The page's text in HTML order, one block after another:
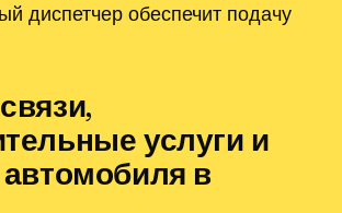
диспетчер обеспечит подачу
услуги и
автомобиля в